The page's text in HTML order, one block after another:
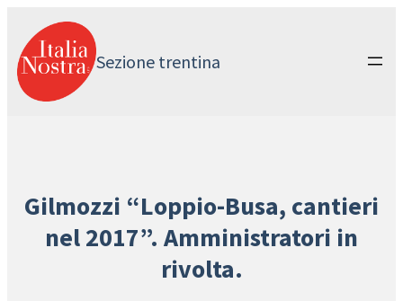
contenuto
Sezione trentina
Gilmozzi “Loppio-Busa, cantieri
nel 2017”. Amministratori in
rivolta.